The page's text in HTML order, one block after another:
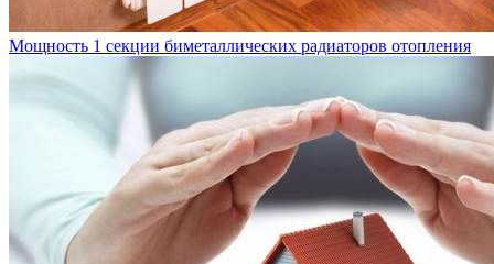
Мощность 1 секции биметаллических радиаторов отопления